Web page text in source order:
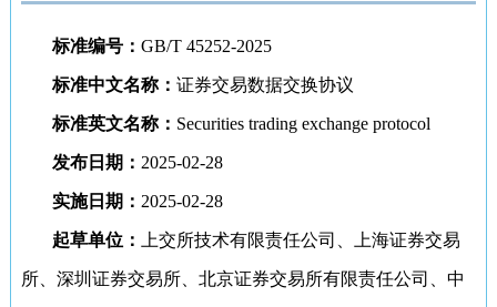
标准编号： GB/T 45252-2025
标准中文名称： 证券交易数据交换协议
标准英文名称： Securities trading exchange protocol
发布日期： 2025-02-28
实施日期： 2025-02-28
起草单位： 上交所技术有限责任公司、上海证券交易
所、深圳证券交易所、北京证券交易所有限责任公司、中